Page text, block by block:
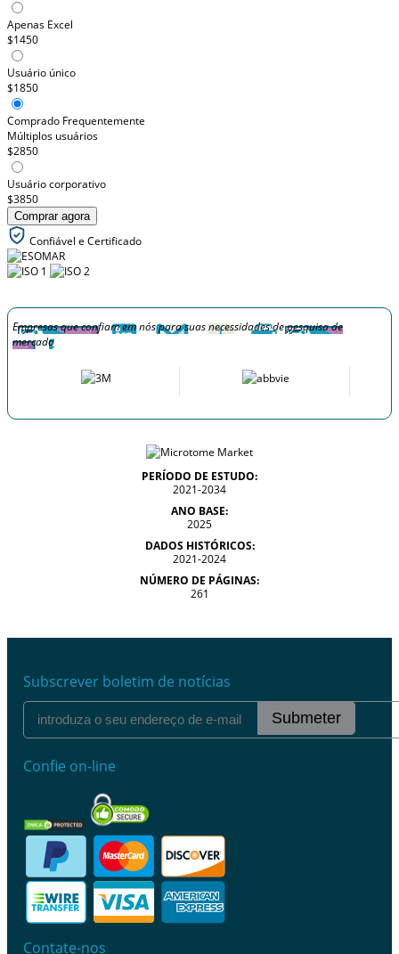
Apenas Excel
$1450
Usuário único
$1850
Comprado Frequentemente
Múltiplos usuários
$2850
Usuário corporativo
$3850
Comprar agora
Confiável e Certificado
Empresas que confiam em nós para suas necessidades de pesquisa de
mercado
PERÍODO DE ESTUDO:
2021-2034
ANO BASE:
2025
DADOS HISTÓRICOS:
2021-2024
NÚMERO DE PÁGINAS:
261
Subscrever boletim de notícias
Submeter
Confie on-line
Contate-nos